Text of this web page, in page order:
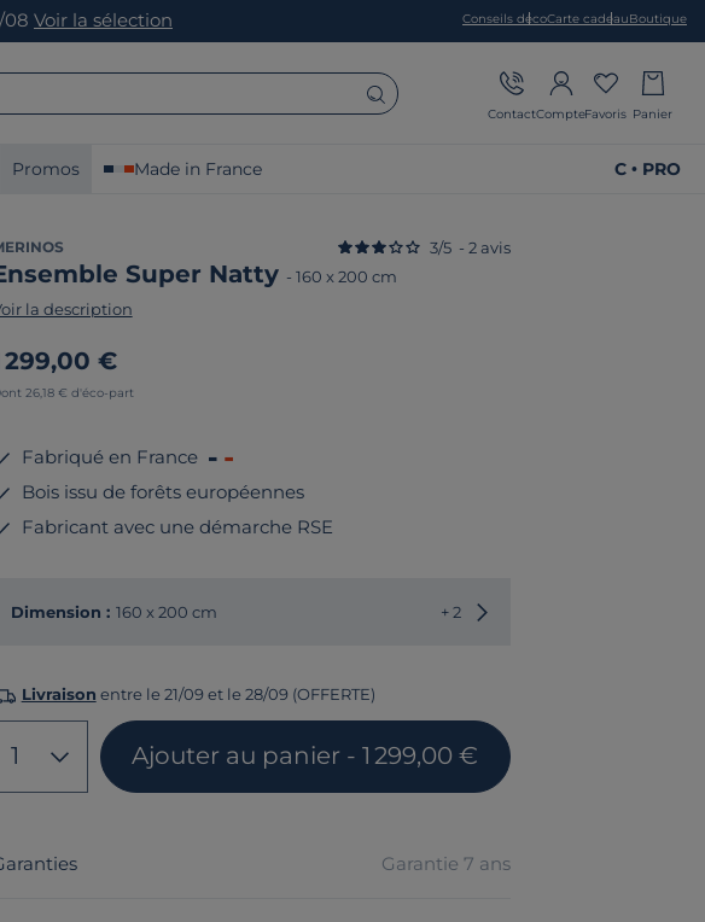
08 Voir la sélection Conseils décoCarte cadeauBoutique
ContactCompteFavoris Panier
Promos Made in France C • PRO
Super Natty - 160 x 200 cm
3/5 - 2 avis
la description
299,00 €
26,18 € d'éco-part
Fabriqué en France
Bois issu de forêts européennes
Fabricant avec une démarche RSE
Dimension : 160 x 200 cm + 2 Choisir une autre dimension
Livraison entre le 21/09 et le 28/09 (OFFERTE)
1 Ajouter au panier - 1 299,00 €
Garantie 7 ans